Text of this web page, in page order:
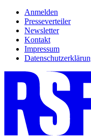
Anmelden
Presseverteiler
Newsletter
Kontakt
Impressum